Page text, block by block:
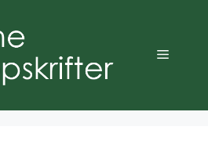
Meny